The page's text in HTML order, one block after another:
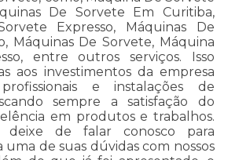
De Sorvete Em Curitiba,
Expresso, Máquinas De
Máquinas De Sorvete, Máquina
entre outros serviços. Isso
aos investimentos da empresa
e instalações de
sempre a satisfação do
em produtos e trabalhos.
deixe de falar conosco para
uma de suas dúvidas com nossos